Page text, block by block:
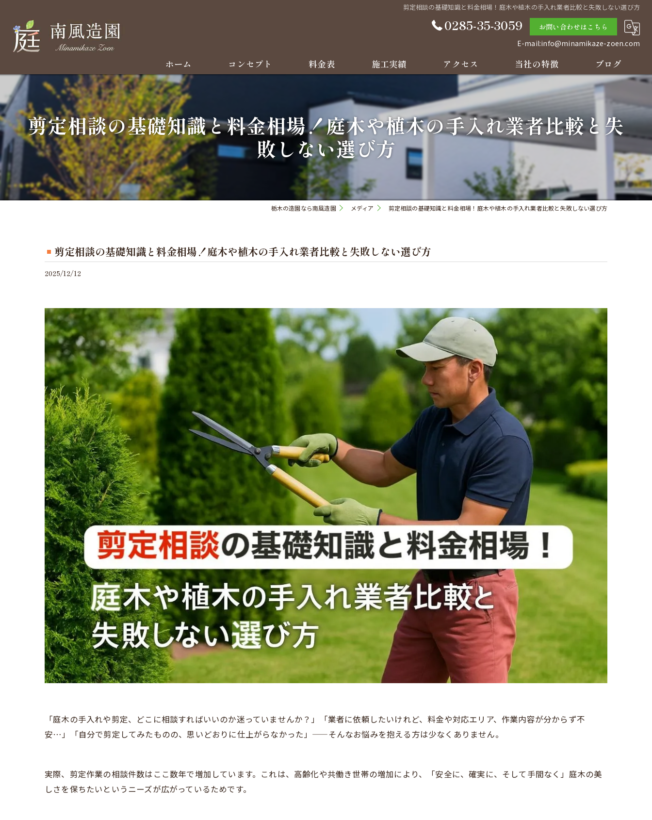
剪定相談の基礎知識と料金相場！庭木や植木の手入れ業者比較と失敗しない選び方
0285-35-3059
お問い合わせはこちら
E-mail:info@minamikaze-zoen.com
ホーム コンセプト 料金表 施工実績 アクセス 当社の特徴
庭
草刈り
剪定
リフォーム
見積り
ブログ
剪定相談の基礎知識と料金相場！庭木や植木の手入れ業者比較と失
敗しない選び方
栃木の造園なら南風造園 メディア 剪定相談の基礎知識と料金相場！庭木や植木の手入れ業者比較と失敗しない選び方
剪定相談の基礎知識と料金相場！庭木や植木の手入れ業者比較と失敗しない選び方
2025/12/12
「庭木の手入れや剪定、どこに相談すればいいのか迷っていませんか？」「業者に依頼したいけれど、料金や対応エリア、作業内容が分からず不
安…」「自分で剪定してみたものの、思いどおりに仕上がらなかった」——そんなお悩みを抱える方は少なくありません。
実際、剪定作業の相談件数はここ数年で増加しています。これは、高齢化や共働き世帯の増加により、「安全に、確実に、そして手間なく」庭木の美
しさを保ちたいというニーズが広がっているためです。